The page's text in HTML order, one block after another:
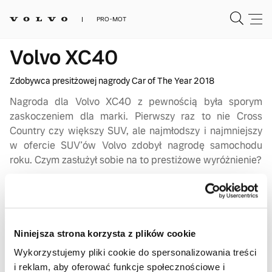
Niniejsza strona korzysta z plików cookie
Wykorzystujemy pliki cookie do spersonalizowania treści
i reklam, aby oferować funkcje społecznościowe i
PRO-MOT
Volvo XC40
Zdobywca presitżowej nagrody Car of The Year 2018
Nagroda dla Volvo XC40 z pewnością była sporym
zaskoczeniem dla marki. Pierwszy raz to nie Cross
Country czy większy SUV, ale najmłodszy i najmniejszy
w ofercie SUV’ów Volvo zdobył nagrodę samochodu
roku. Czym zasłużył sobie na to prestiżowe wyróżnienie?
Volvo XC40 – projektowany
z myślą o Tobie
XC40 to samochód zaprojektowany z myślą
o codziennych potrzebach kierowców. W jego wnętrzu
znajdziemy praktyczne schowki oraz dostęp